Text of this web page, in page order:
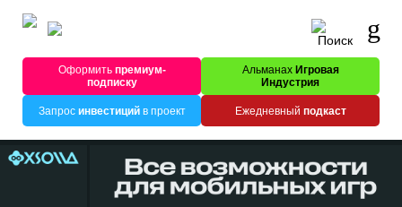
Оформитьпремиум-
подписку
Альманах Игровая
Индустрия
Запрос инвестицийв проект Ежедневный подкаст